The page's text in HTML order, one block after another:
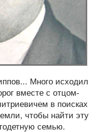
Много исходил
вместе с отцом-
в поисках
чтобы найти эту
семью.